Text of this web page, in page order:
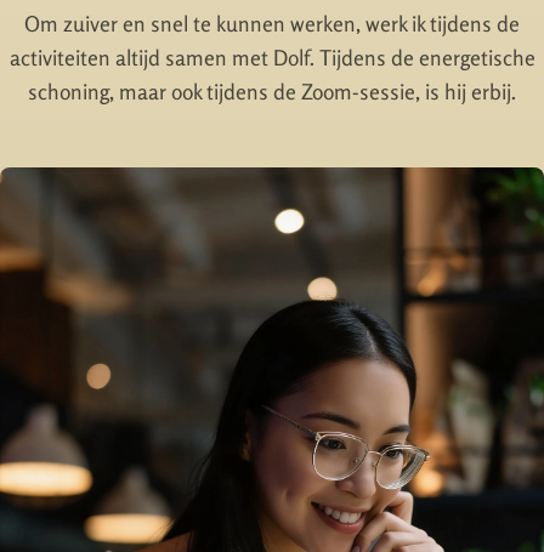
Om zuiver en snel te kunnen werken, werk ik tijdens de
activiteiten altijd samen met Dolf. Tijdens de energetische
schoning, maar ook tijdens de Zoom-sessie, is hij erbij.